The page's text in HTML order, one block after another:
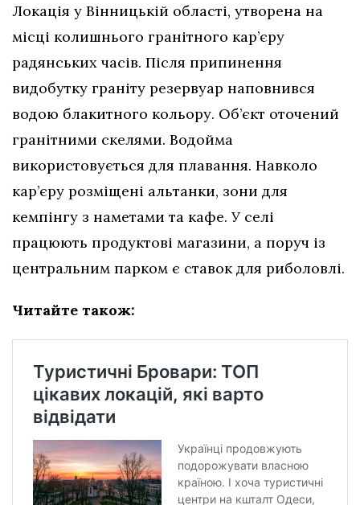
Локація у Вінницькій області, утворена на
місці колишнього гранітного кар’єру
радянських часів. Після припинення
видобутку граніту резервуар наповнився
водою блакитного кольору. Об’єкт оточений
гранітними скелями. Водойма
використовується для плавання. Навколо
кар’єру розміщені альтанки, зони для
кемпінгу з наметами та кафе. У селі
працюють продуктові магазини, а поруч із
центральним парком є ставок для риболовлі.
Читайте також: